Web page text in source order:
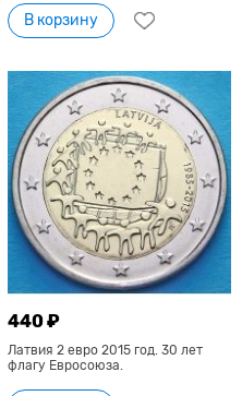
В корзину
440 ₽
Латвия 2 евро 2015 год. 30 лет
флагу Евросоюза.